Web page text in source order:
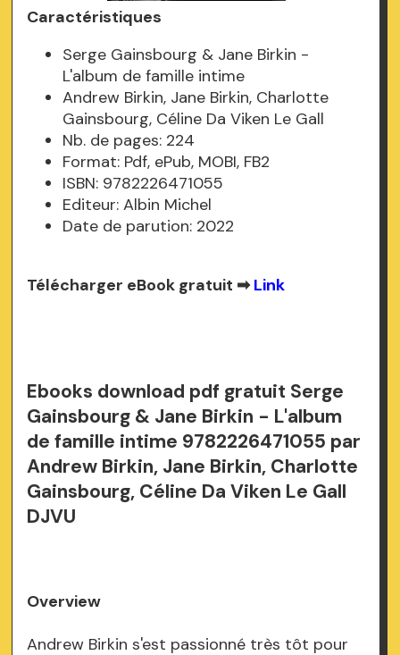
Caractéristiques
Serge Gainsbourg & Jane Birkin -
L'album de famille intime
Andrew Birkin, Jane Birkin, Charlotte
Gainsbourg, Céline Da Viken Le Gall
Nb. de pages: 224
Format: Pdf, ePub, MOBI, FB2
ISBN: 9782226471055
Editeur: Albin Michel
Date de parution: 2022
Télécharger eBook gratuit ➡Link
Ebooks download pdf gratuit Serge
Gainsbourg & Jane Birkin - L'album
de famille intime 9782226471055 par
Andrew Birkin, Jane Birkin, Charlotte
Gainsbourg, Céline Da Viken Le Gall
DJVU
Overview
Andrew Birkin s'est passionné très tôt pour